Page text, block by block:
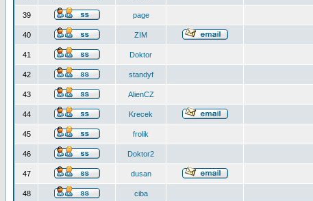
39 page
40 ZIM
41 Doktor
42 standyf
43 AlienCZ
44 Krecek
45 frolik
46 Doktor2
47 dusan
48 ciba